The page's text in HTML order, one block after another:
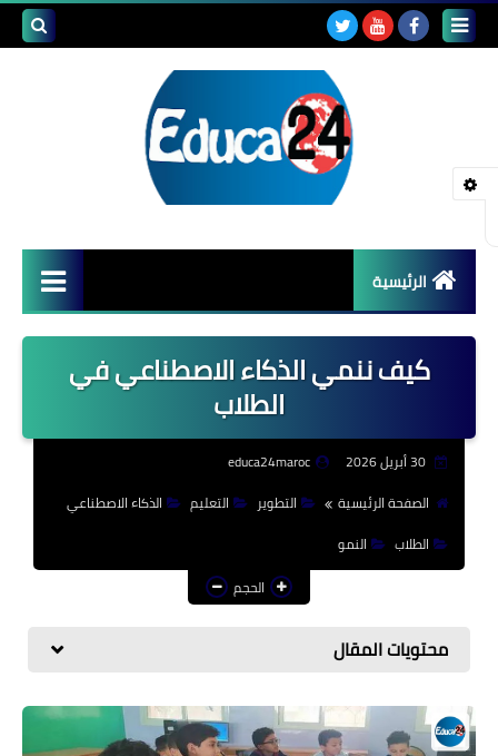
الرئيسية
أصداء المدارس
قضايا تربوية
مستجدات التعليم
مشاكل التعليم
مواضيع تربوية
كيف ننمي الذكاء الاصطناعي في
الطلاب
30 أبريل 2026
educa24maroc
الصفحة الرئيسية
التطوير التعليم
الذكاء الاصطناعي
الطلاب
النمو
الحجم
محتويات المقال